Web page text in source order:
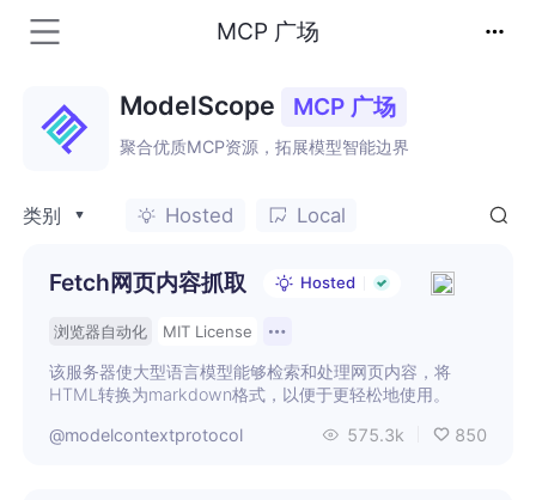
MCP 广场
ModelScope MCP 广场
聚合优质MCP资源，拓展模型智能边界
类别 Hosted Local
Fetch网页内容抓取 Hosted
浏览器自动化 MIT License
该服务器使大型语言模型能够检索和处理网页内容，将
HTML转换为markdown格式，以便于更轻松地使用。
@modelcontextprotocol
575.3k 850